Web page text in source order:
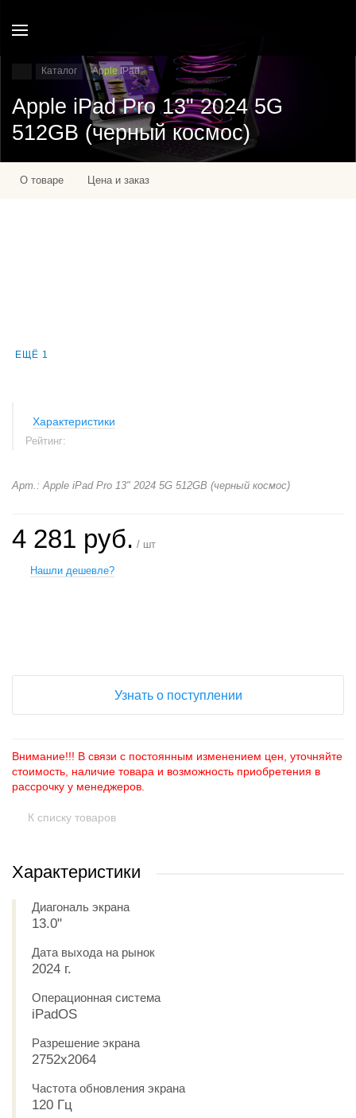
Каталог Apple IPad
Apple iPad Pro 13" 2024 5G
512GB (черный космос)
О товаре Цена и заказ
ЕЩЁ 1
Характеристики
Рейтинг:
Арт.: Apple iPad Pro 13" 2024 5G 512GB (черный космос)
4 281 руб. / шт
Нашли дешевле?
Узнать о поступлении
Внимание!!! В связи с постоянным изменением цен, уточняйте
стоимость, наличие товара и возможность приобретения в
рассрочку у менеджеров.
К списку товаров
Характеристики
Диагональ экрана
13.0"
Дата выхода на рынок
2024 г.
Операционная система
iPadOS
Разрешение экрана
2752x2064
Частота обновления экрана
120 Гц